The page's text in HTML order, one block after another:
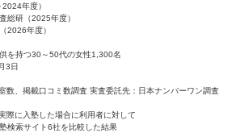
年度）
総研（2025年度）
2026年度）
持つ30～50代の女性1,300名
3日
数、掲載口コミ数調査 実査委託先：日本ナンバーワン調査
際に入塾した場合に利用者に対して
検索サイト6社を比較した結果